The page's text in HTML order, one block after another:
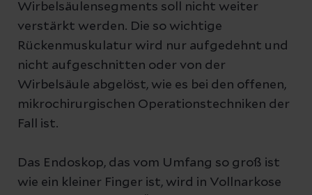
Wirbelsäulensegments soll nicht weiter
verstärkt werden. Die so wichtige
Rückenmuskulatur wird nur aufgedehnt und
nicht aufgeschnitten oder von der
Wirbelsäule abgelöst, wie es bei den offenen,
mikrochirurgischen Operationstechniken der
Fall ist.
Das Endoskop, das vom Umfang so groß ist
wie ein kleiner Finger ist, wird in Vollnarkose